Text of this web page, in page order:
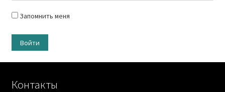
Запомнить меня
Контакты